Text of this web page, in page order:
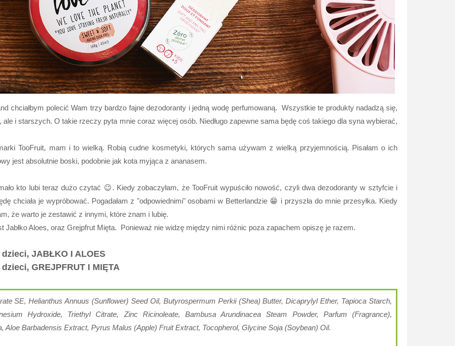
chciałbym polecić Wam trzy bardzo fajne dezodoranty i jedną wodę perfumowaną. Wszystkie te produkty nadadzą się,
i starszych. O takie rzeczy pyta mnie coraz więcej osób. Niedługo zapewne sama będę coś takiego dla syna wybierać,
TooFruit, mam i to wielką. Robią cudne kosmetyki, których sama używam z wielką przyjemnością. Pisałam o ich
jest absolutnie boski, podobnie jak kota myjąca z ananasem.
kto lubi teraz dużo czytać 😉. Kiedy zobaczyłam, że TooFruit wypuściło nowość, czyli dwa dezodoranty w sztyfcie i
chciała je wypróbować. Pogadałam z "odpowiednimi" osobami w Betterlandzie 😁 i przyszła do mnie przesyłka. Kiedy
że warto je zestawić z innymi, które znam i lubię.
Jabłko Aloes, oraz Grejpfrut Mięta. Ponieważ nie widzę między nimi różnic poza zapachem opiszę je razem.
JABŁKO I ALOES
GREJPFRUT I MIĘTA
SE, Helianthus Annuus (Sunflower) Seed Oil, Butyrospermum Perkii (Shea) Butter, Dicaprylyl Ether, Tapioca Starch,
Hydroxide, Triethyl Citrate, Zinc Ricinoleate, Bambusa Arundinacea Steam Powder, Parfum (Fragrance),
Aloe Barbadensis Extract, Pyrus Malus (Apple) Fruit Extract, Tocopherol, Glycine Soja (Soybean) Oil.